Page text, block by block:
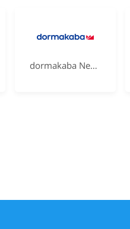
dormakaba Nederland